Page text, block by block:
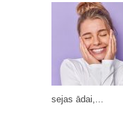
sejas ādai,...